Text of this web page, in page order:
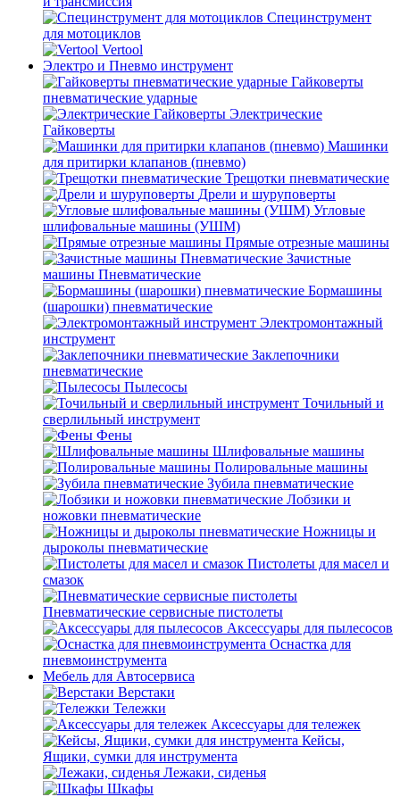
Специнструмент
для мотоциклов
Vertool
Электро и Пневмо инструмент
Гайковерты
пневматические ударные
Электрические
Гайковерты
Машинки
для притирки клапанов (пневмо)
Трещотки пневматические
Дрели и шуруповерты
Угловые
шлифовальные машины (УШМ)
Прямые отрезные машины
Зачистные
машины Пневматические
Бормашины
(шарошки) пневматические
Электромонтажный
инструмент
Заклепочники
пневматические
Пылесосы
Точильный и
сверлильный инструмент
Фены
Шлифовальные машины
Полировальные машины
Зубила пневматические
Лобзики и
ножовки пневматические
Ножницы и
дыроколы пневматические
Пистолеты для масел и
смазок
Пневматические сервисные пистолеты
Аксессуары для пылесосов
Оснастка для
пневмоинструмента
Мебель для Автосервиса
Верстаки
Тележки
Аксессуары для тележек
Кейсы,
Ящики, сумки для инструмента
Лежаки, сиденья
Шкафы